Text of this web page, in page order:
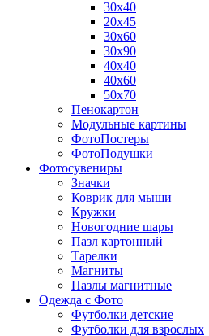
30х40
20х45
30х60
30х90
40х40
40х60
50х70
Пенокартон
Модульные картины
ФотоПостеры
ФотоПодушки
Фотоcувениры
Значки
Коврик для мыши
Кружки
Новогодние шары
Пазл картонный
Тарелки
Магниты
Пазлы магнитные
Одежда с Фото
Футболки детские
Футболки для взрослых